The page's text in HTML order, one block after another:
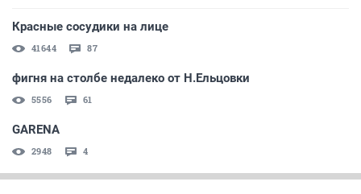
Красные сосудики на лице
41644 87
фигня на столбе недалеко от Н.Ельцовки
5556 61
GARENA
2948 4